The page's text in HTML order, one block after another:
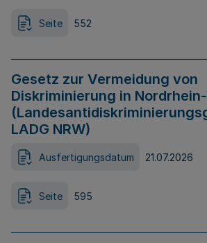
Seite 552
Gesetz zur Vermeidung von
Diskriminierung in
LADG NRW)
Ausfertigungsdatum 21.07.2026
Seite 595